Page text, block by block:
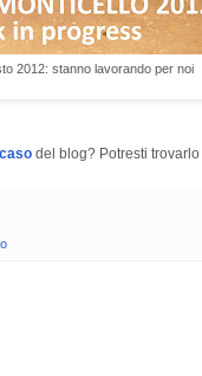
2012: stanno lavorando per noi
del blog? Potresti trovarlo